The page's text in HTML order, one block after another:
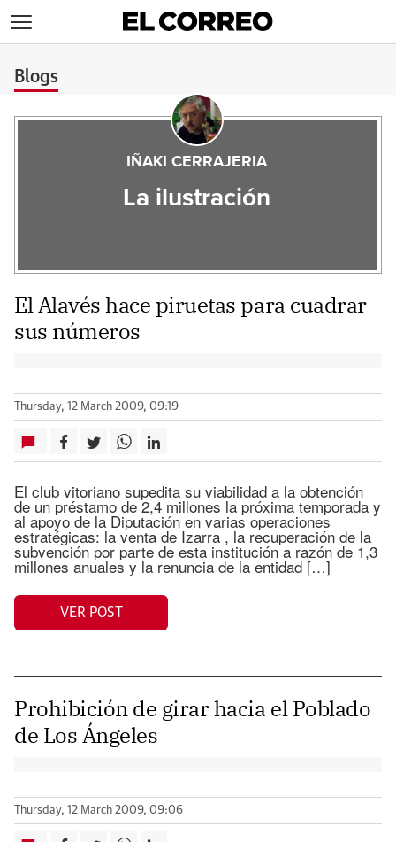
Blogs
IÑAKI CERRAJERIA
La ilustración
El Alavés hace piruetas para cuadrar
sus números
Thursday, 12 March 2009, 09:19
El club vitoriano supedita su viabilidad a la obtención
de un préstamo de 2,4 millones la próxima temporada y
al apoyo de la Diputación en varias operaciones
estratégicas: la venta de Izarra , la recuperación de la
subvención por parte de esta institución a razón de 1,3
millones anuales y la renuncia de la entidad […]
VER POST
Prohibición de girar hacia el Poblado
de Los Ángeles
Thursday, 12 March 2009, 09:06